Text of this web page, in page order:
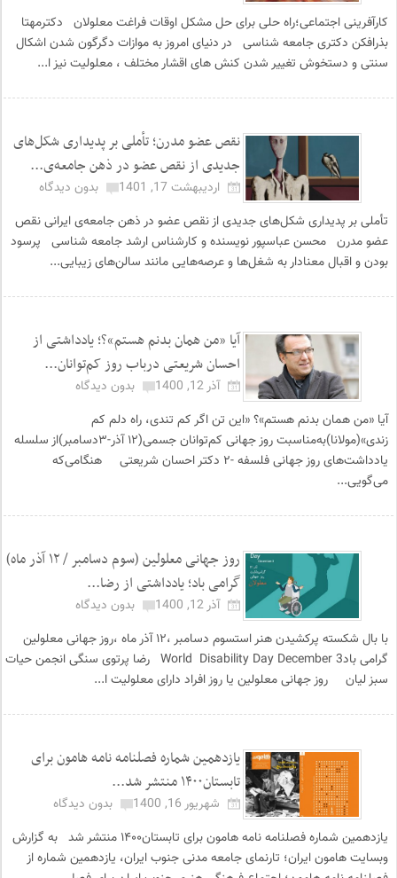
کارآفرینی اجتماعی؛راه حلی برای حل مشکل اوقات فراغت معلولان دکترمهتا
بذرافکن دکتری جامعه شناسی در دنیای امروز به موازات دگرگون شدن اشکال
سنتی و دستخوش تغییر شدن کنش های اقشار مختلف ، معلولیت نیز ا...
نقص عضو مدرن؛ تأملی بر پدیداری شکل‌های
جدیدی از نقص عضو در ذهن جامعه‌ی...
اردیبهشت 17, 1401
بدون دیدگاه
تأملی بر پدیداری شکل‌های جدیدی از نقص عضو در ذهن جامعه‌ی ایرانی نقص
عضو مدرن محسن عباسپور نویسنده و کارشناس ارشد جامعه شناسی پرسود
بودن و اقبال معنادار به شغل‌ها و عرصه‌هایی مانند سالن‌های زیبایی...
آیا «من همان بدنم هستم»؟؛ یادداشتی از
احسان شریعتی درباب روز کم‌توانان...
آذر 12, 1400
بدون دیدگاه
آیا «من همان بدنم هستم»؟ «این تن اگر کم تندی، راه دلم کم
زندی»(مولانا)به‌مناسبت روز جهانی کم‌توانان جسمی(۱۲ آذر-۳دسامبر)از سلسله
یادداشت‌های روز جهانی فلسفه -۲ دکتر احسان شریعتی هنگامی‌که
می‌گویی...
روز جهانی معلولین (سوم دسامبر / ۱۲ آذر ماه)
گرامی باد؛ یادداشتی از رضا...
آذر 12, 1400
بدون دیدگاه
با بال شکسته پرکشیدن هنر استسوم دسامبر ،۱۲ آذر ماه ،روز جهانی معلولین
گرامی بادWorld Disability Day December 3 رضا پرتوی سنگی انجمن حیات
سبز لیان روز جهانی معلولین یا روز افراد دارای معلولیت ا...
یازدهمین شماره فصلنامه نامه هامون برای
تابستان۱۴۰۰ منتشر شد...
شهریور 16, 1400
بدون دیدگاه
یازدهمین شماره فصلنامه نامه هامون برای تابستان۱۴۰۰ منتشر شد به گزارش
وبسایت هامون ایران؛ تارنمای جامعه مدنی جنوب ایران، یازدهمین شماره از